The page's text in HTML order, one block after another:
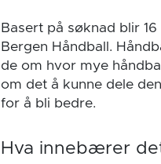
Basert på søknad blir
Bergen Håndball.
de om hvor mye
om det å kunne dele
for å bli bedre.
Hva innebærer